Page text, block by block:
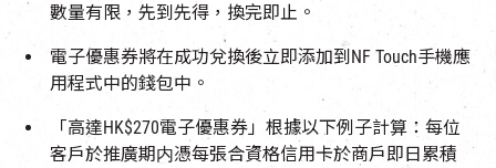
數量有限，先到先得，換完即止。
電子優惠券將在成功兌換後立即添加到NF Touch手機應
用程式中的錢包中。
「高達HK$270電子優惠券」根據以下例子計算：每位
客戶於推廣期内憑每張合資格信用卡於商戶即日累積